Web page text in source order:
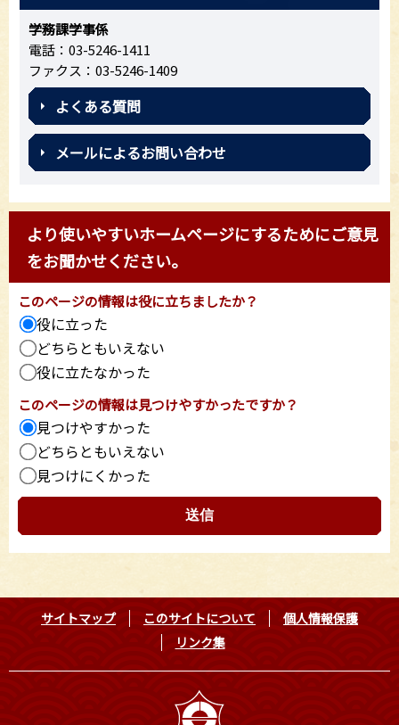
学務課学事係
電話：03-5246-1411
ファクス：03-5246-1409
よくある質問
メールによるお問い合わせ
より使いやすいホームページにするためにご意見
をお聞かせください。
このページの情報は役に立ちましたか？
役に立った
どちらともいえない
役に立たなかった
このページの情報は見つけやすかったですか？
見つけやすかった
どちらともいえない
見つけにくかった
サイトマップ このサイトについて
個人情報保護
リンク集